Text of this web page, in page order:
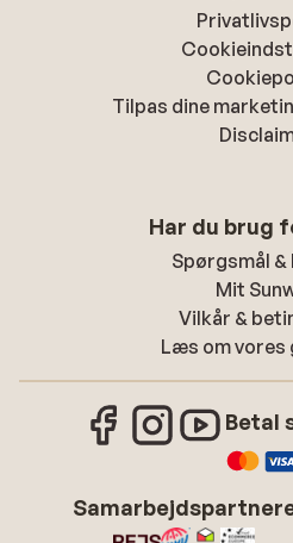
Tilpas dine
Har du brug
Spørgsmål
Mit
Vilkår &
Læs om vores
Betal